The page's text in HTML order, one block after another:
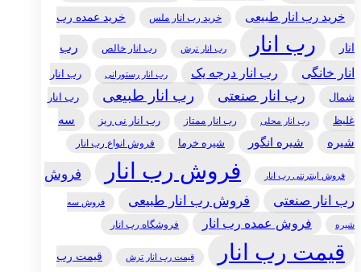
خرید رب انار طبیعی خرید رب انار ملس خرید عمده رب
انار رب انار رب انار ترش رب انار خالص
رب
انار خانگی
رب انار درجه یک رب انار رستورانی
رب انار
شمال
رب انار صنعتی رب انار طبیعی رب انار
غلیظ رب انار محلی رب انار ممتاز رب انار نی ریز
سه
شیره
شیره انگور شیره خرما فروش انواع رب انار
فروش اینترنتی رب انار فروش رب انار
فروش
رب انار صنعتی
فروش رب انار طبیعی فروش سه
شیره فروش عمده رب انار فروشگاه رب انار
قیمت رب انار قیمت رب انار ترش قیمت رب